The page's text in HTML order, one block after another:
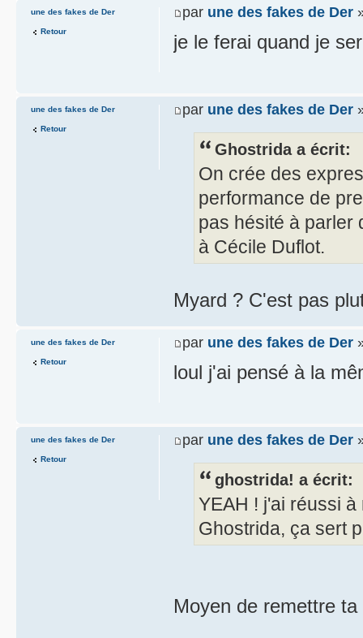
par une des fakes de Der
je le ferai quand je
une des fakes de Der
Retour
par une des fakes de Der
Ghostrida a écrit:
On crée des
performance de
pas hésité à parler
à Cécile Duflot.
Myard ? C'est pas
une des fakes de Der
Retour
par une des fakes de Der
loul j'ai pensé à la
une des fakes de Der
Retour
par une des fakes de Der
ghostrida! a écrit:
YEAH ! j'ai réussi
Ghostrida, ça sert
Moyen de remettre
une des fakes de Der
Retour